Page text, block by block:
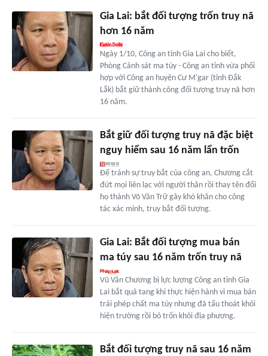
Gia Lai: bắt đối tượng trốn truy nã
hơn 16 năm
Ngày 1/10, Công an tỉnh Gia Lai cho biết,
Phòng Cảnh sát ma túy - Công an tỉnh vừa phối
hợp với Công an huyện Cư M'gar (tỉnh Đắk
Lắk) bắt giữ thành công đối tượng truy nã hơn
16 năm.
Bắt giữ đối tượng truy nã đặc biệt
nguy hiểm sau 16 năm lẩn trốn
Để tránh sự truy bắt của công an, Chương cắt
đứt mọi liên lạc với người thân rồi thay tên đổi
họ thành Võ Văn Trữ gây khó khăn cho công
tác xác minh, truy bắt đối tượng.
Gia Lai: Bắt đối tượng mua bán
ma túy sau 16 năm trốn truy nã
Vũ Văn Chương bị lực lượng Công an tỉnh Gia
Lai bắt quả tang khi thực hiện hành vi mua bán
trái phép chất ma túy nhưng đã tẩu thoát khỏi
hiện trường rồi bỏ trốn khỏi địa phương.
Bắt đối tượng truy nã sau 16 năm